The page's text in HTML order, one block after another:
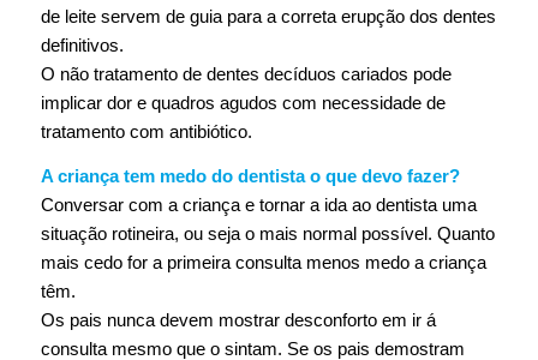
de leite servem de guia para a correta erupção dos dentes
definitivos.
O não tratamento de dentes decíduos cariados pode
implicar dor e quadros agudos com necessidade de
tratamento com antibiótico.
A criança tem medo do dentista o que devo fazer?
Conversar com a criança e tornar a ida ao dentista uma
situação rotineira, ou seja o mais normal possível. Quanto
mais cedo for a primeira consulta menos medo a criança
têm.
Os pais nunca devem mostrar desconforto em ir á
consulta mesmo que o sintam. Se os pais demostram